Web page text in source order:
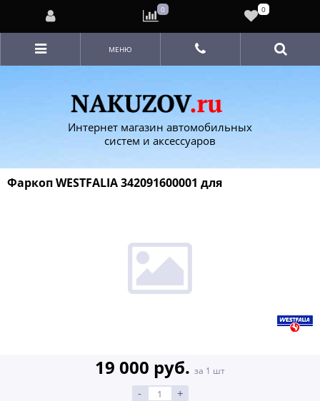
Интернет магазин автомобильных
систем и аксессуаров
МЕНЮ
Фаркоп WESTFALIA 342091600001 для
19 000 руб. за 1 шт
- +
0 0